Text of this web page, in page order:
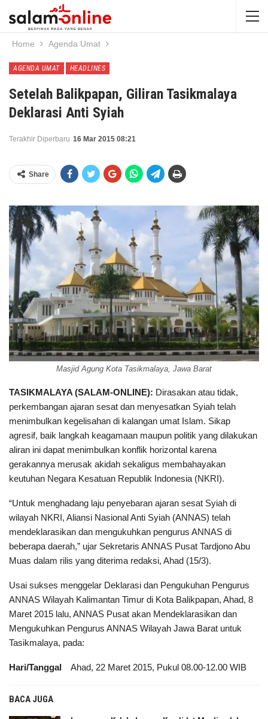
Home Agenda Umat
AGENDA UMAT HEADLINES
Setelah Balikpapan, Giliran Tasikmalaya
Deklarasi Anti Syiah
Terakhir Diperbaru 16 Mar 2015 08:21
Share
Masjid Agung Kota Tasikmalaya, Jawa Barat
TASIKMALAYA (SALAM-ONLINE): Dirasakan atau tidak,
perkembangan ajaran sesat dan menyesatkan Syiah telah
menimbulkan kegelisahan di kalangan umat Islam. Sikap
agresif, baik langkah keagamaan maupun politik yang dilakukan
aliran ini dapat menimbulkan konflik horizontal karena
gerakannya merusak akidah sekaligus membahayakan
keutuhan Negara Kesatuan Republik Indonesia (NKRI).
“Untuk menghadang laju penyebaran ajaran sesat Syiah di
wilayah NKRI, Aliansi Nasional Anti Syiah (ANNAS) telah
mendeklarasikan dan mengukuhkan pengurus ANNAS di
beberapa daerah,” ujar Sekretaris ANNAS Pusat Tardjono Abu
Muas dalam rilis yang diterima redaksi, Ahad (15/3).
Usai sukses menggelar Deklarasi dan Pengukuhan Pengurus
ANNAS Wilayah Kalimantan Timur di Kota Balikpapan, Ahad, 8
Maret 2015 lalu, ANNAS Pusat akan Mendeklarasikan dan
Mengukuhkan Pengurus ANNAS Wilayah Jawa Barat untuk
Tasikmalaya, pada:
Hari/Tanggal Ahad, 22 Maret 2015, Pukul 08.00-12.00 WIB
BACA JUGA